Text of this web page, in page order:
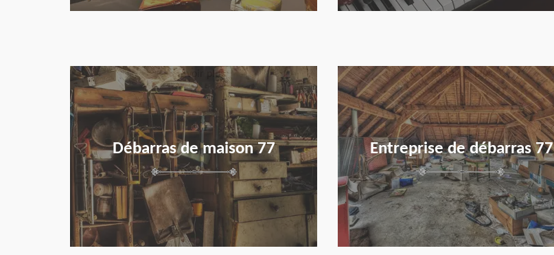
Débarras de maison 77
en savoir plus
Entreprise de débarras 77
en savoir plus